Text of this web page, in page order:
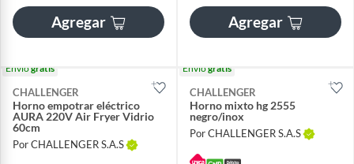
Agregar Agregar
Envíogratis
CHALLENGER
Horno empotrar eléctrico
AURA 220V Air Fryer Vidrio
60cm
Por CHALLENGER S.A.S
Envíogratis
CHALLENGER
Horno mixto hg 2555
negro/inox
Por CHALLENGER S.A.S